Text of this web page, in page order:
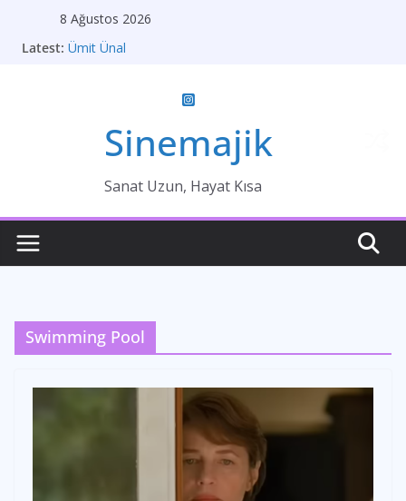
8 Ağustos 2026
Latest: Ümit Ünal
Kırık Bir Aşk Hikayesi
Sinemajik
Sanat Uzun, Hayat Kısa
Swimming Pool